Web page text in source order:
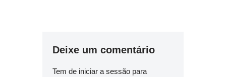
Deixe um comentário
Tem de iniciar a sessão para